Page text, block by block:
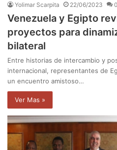
Yolimar Scarpita 22/06/2023 0
Venezuela y Egipto
proyectos para
bilateral
Entre historias de intercambio y
internacional, representantes de
un encuentro amistoso…
Ver Mas »